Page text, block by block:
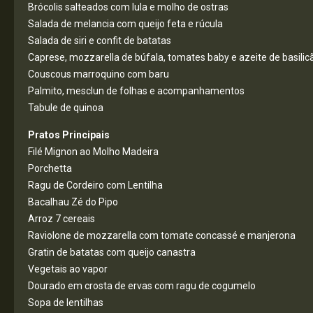
Brócolis salteados com lula e molho de ostras
Salada de melancia com queijo feta e rúcula
Salada de siri e confit de batatas
Caprese, mozzarella de búfala, tomates baby e azeite de
Couscous marroquino com baru
Palmito, mesclun de folhas e acompanhamentos
Tabule de quinoa
Pratos Principais
Filé Mignon ao Molho Madeira
Porchetta
Ragu de Cordeiro com Lentilha
Bacalhau Zé do Pipo
Arroz 7 cereais
Raviolone de mozzarella com tomate concassé e manjerona
Gratin de batatas com queijo canastra
Vegetais ao vapor
Dourado em crosta de ervas com ragu de cogumelo
Sopa de lentilhas